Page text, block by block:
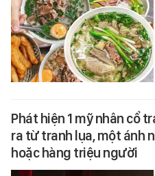
Phát hiện 1 mỹ nhân cổ
ra từ tranh lụa, một ánh
hoặc hàng triệu người